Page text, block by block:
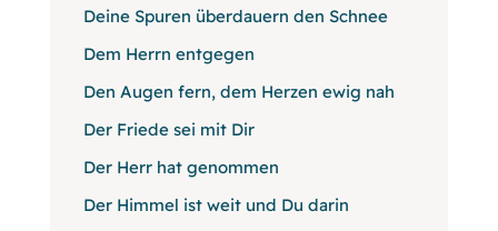
Deine Spuren überdauern den Schnee
Dem Herrn entgegen
Den Augen fern, dem Herzen ewig nah
Der Friede sei mit Dir
Der Herr hat genommen
Der Himmel ist weit und Du darin